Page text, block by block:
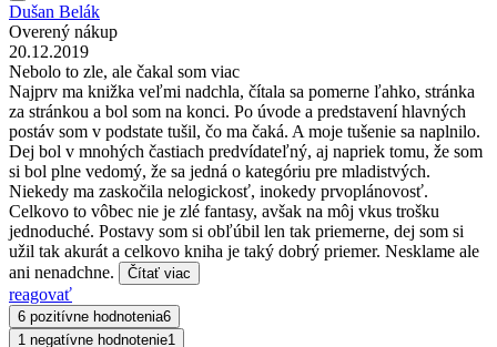
Dušan Belák
Overený nákup
20.12.2019
Nebolo to zle, ale čakal som viac
Najprv ma knižka veľmi nadchla, čítala sa pomerne ľahko, stránka
za stránkou a bol som na konci. Po úvode a predstavení hlavných
postáv som v podstate tušil, čo ma čaká. A moje tušenie sa naplnilo.
Dej bol v mnohých častiach predvídateľný, aj napriek tomu, že som
si bol plne vedomý, že sa jedná o kategóriu pre mladistvých.
Niekedy ma zaskočila nelogickosť, inokedy prvoplánovosť.
Celkovo to vôbec nie je zlé fantasy, avšak na môj vkus trošku
jednoduché. Postavy som si obľúbil len tak priemerne, dej som si
užil tak akurát a celkovo kniha je taký dobrý priemer. Nesklame ale
ani nenadchne.
Čítať viac
reagovať
6 pozitívne hodnotenia6
1 negatívne hodnotenie1